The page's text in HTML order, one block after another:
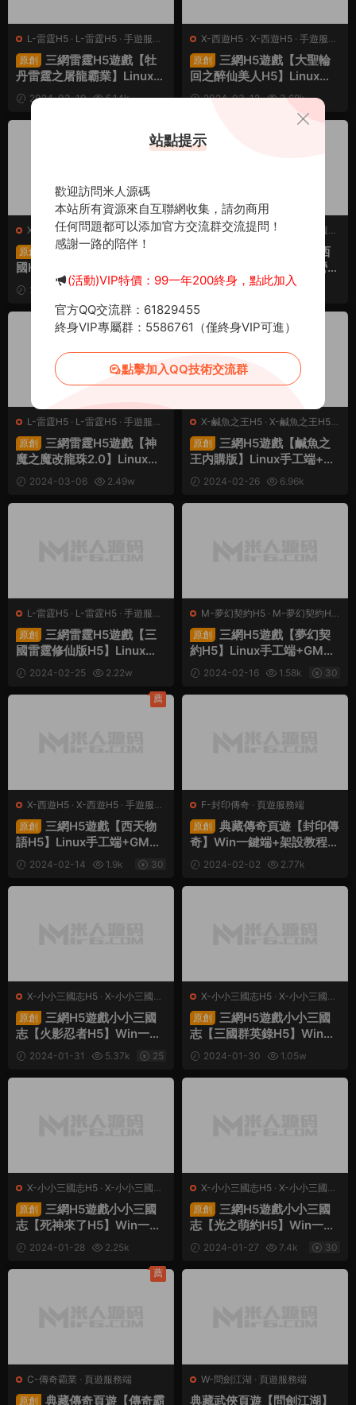
L-雷霆H5 · L-雷霆H5 · 手遊服務
端· 頁遊服務端
原創
三網雷霆H5遊戲【牡
丹雷霆之屠龍霸業】Linux手
工服務端+多區跨服+GM授
權後台+視頻架設教程
2024-03-19
5.14k
X-西遊H5 · X-西遊H5 · 手遊服務
端· 頁遊服務端
原創
三網H5遊戲【大聖輪
回之醉仙美人H5】Linux手
工端+GM後台+架設教程
2024-03-12
3.68k
X-小小三國志H5·X-小小三國志
H5
手遊服務端·頁遊服務端
原創
三網H5遊戲【聯盟三
國H5】Linux手工端+多區
+跨服+總後台+CDK授權後
台+架設教程
2024-03-11
5.95k
30
X-西遊H5·X-西遊H5
手遊服務
三網H5遊戲【棍子西
遊H5】Linux手工端+運營後
台+架設教程
2024-03-08
3.04k
L-雷霆H5 · L-雷霆H5 · 手遊服務
端· 頁遊服務端
原創
三網雷霆H5遊戲【神
魔之魔改龍珠2.0】Linux手
工端+GM授權後台+架設教
程
2024-03-06
2.49w
X-鹹魚之王H5 · X-鹹魚之王H5·
手遊服務端 ·頁遊服務端
原創
三網H5遊戲【鹹魚之
王内購版】Linux手工端+運
營後台+架設教程
2024-02-26
6.96k
L-雷霆H5 · L-雷霆H5 · 手遊服務
端· 頁遊服務端
原創
三網雷霆H5遊戲【三
國雷霆修仙版H5】Linux手
工端+GM授權後台+架設教
程
2024-02-25
2.22w
M-夢幻契約H5 · M-夢幻契約H5
·手遊服務端·頁遊服務端
原創
三網H5遊戲【夢幻契
約H5】Linux手工端+GM後
台+加币後台+表格+架設教
程
2024-02-16 1.58k 30
X-西遊H5 · X-西遊H5 · 手遊服務
端· 頁遊服務端
原創
三網H5遊戲【西天物
語H5】Linux手工端+GM後
台+架設教程
2024-02-14 1.9k 30
薦
F-封印傳奇 · 頁遊服務端
原創
典藏傳奇頁遊【封印傳
奇】Win一鍵端+架設教程
+充值教程
2024-02-02
2.77k
X-小小三國志H5 · X-小小三國志
H5·手遊服務端 ·頁遊服務端
原創
三網H5遊戲小小三國
志【火影忍者H5】Win一鍵
端+多區跨服+GM授權後台
+架設教程
2024-01-31 5.37k 25
X-小小三國志H5 · X-小小三國志
H5·手遊服務端 ·頁遊服務端
原創
三網H5遊戲小小三國
志【三國群英錄H5】Win一
鍵端+多區跨服+GM授權後
台+架設教程
2024-01-30
1.05w
X-小小三國志H5 · X-小小三國志
H5·手遊服務端 ·頁遊服務端
原創
三網H5遊戲小小三國
志【死神來了H5】Win一鍵
端+多區跨服+GM授權後台
+架設教程
2024-01-28
2.25k
X-小小三國志H5 · X-小小三國志
H5·手遊服務端 ·頁遊服務端
原創
三網H5遊戲小小三國
志【光之萌約H5】Win一鍵
端+多區跨服+GM授權後台
+架設教程
2024-01-27 7.4k 30
C-傳奇霸業 · 頁遊服務端
原創
典藏傳奇頁遊【傳奇霸
薦
W-問劍江湖 · 頁遊服務端
典藏武俠頁遊【問劍江湖】
站點提示
歡迎訪問米人源碼
本站所有資源來自互聯網收集，請勿商用
任何問題都可以添加官方交流群交流提問！
感謝一路的陪伴！
(活動)VIP特價：99一年200終身，點此加入
官方QQ交流群：61829455
終身VIP專屬群：5586761（僅終身VIP可進）
點擊加入QQ技術交流群